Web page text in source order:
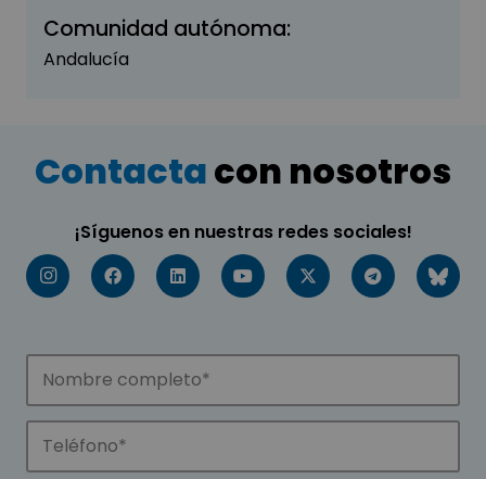
Comunidad autónoma:
Andalucía
Contactacon nosotros
¡Síguenos en nuestras redes sociales!